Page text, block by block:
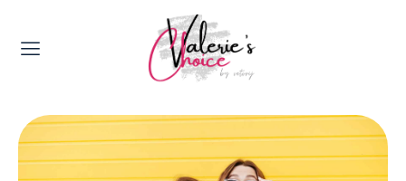
Valerie's Topics
Travel & Culture
Food & Drinks
Happyness & Opmerkelijk